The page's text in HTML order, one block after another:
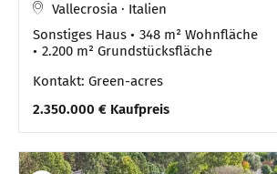
Vallecrosia · Italien
Sonstiges Haus
348 m² Wohnfläche
2.200 m² Grundstücksfläche
Kontakt: Green-acres
2.350.000 € Kaufpreis